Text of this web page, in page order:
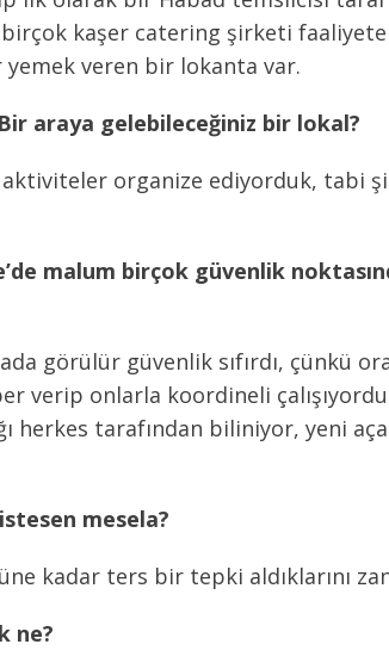
birçok kaşer catering şirketi
yemek veren bir lokanta var.
araya gelebileceğiniz bir lokal?
aktiviteler organize ediyorduk, tabi
malum birçok güvenlik
görülür güvenlik sıfırdı, çünkü
verip onlarla koordineli
tarafından biliniyor, yeni
mesela?
kadar ters bir tepki aldıklarını
ne?